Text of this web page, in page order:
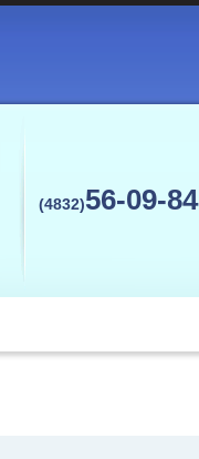
(4832)56-09-84